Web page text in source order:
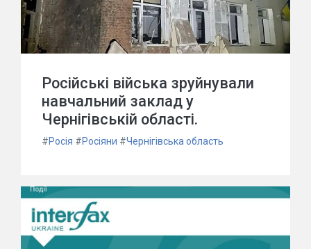
Російські війська зруйнували
навчальний заклад у
Чернігівській області.
#Росія #Росіяни #Чернігівська область